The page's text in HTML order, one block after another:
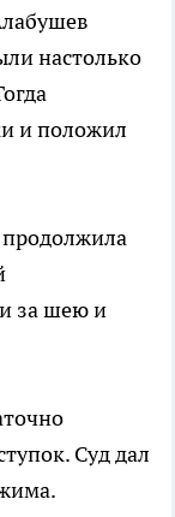
настолько
и положил
за шею и
Суд дал